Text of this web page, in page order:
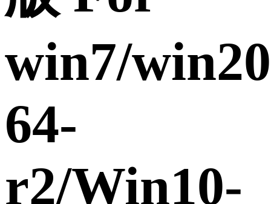
win7/
64-
r2/Win10-